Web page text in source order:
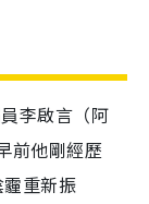
李啟言（阿
前他剛經歷
重新振